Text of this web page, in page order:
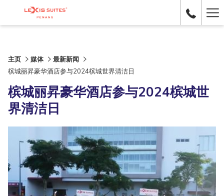
主页 媒体
最新新闻
槟城丽昇豪华酒店参与2024槟城世界清洁日
槟城丽昇豪华酒店参与2024槟城世
界清洁日